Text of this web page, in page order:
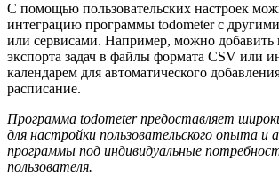
С помощью пользовательских настроек
интеграцию программы todometer с
или сервисами. Например, можно добавить
экспорта задач в файлы формата CSV или
календарем для автоматического
расписание.
Программа todometer предоставляет
для настройки пользовательского опыта и
программы под индивидуальные
пользователя.